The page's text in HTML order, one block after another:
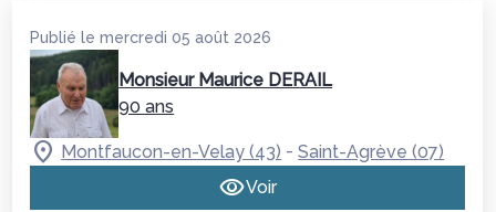
Publié le mercredi 05 août 2026
Monsieur Maurice DERAIL
90 ans
Montfaucon-en-Velay (43) -Saint-Agrève (07)
Voir